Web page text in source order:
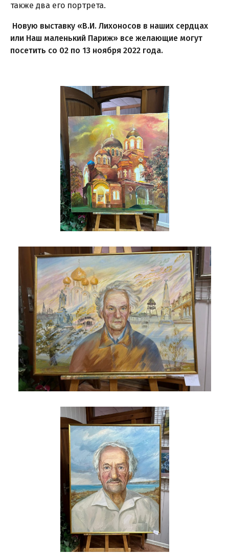
также два его портрета.
Новую выставку «В.И. Лихоносов в наших сердцах
или Наш маленький Париж» все желающие могут
посетить со 02 по 13 ноября 2022 года.